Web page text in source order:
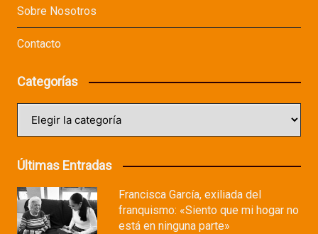
Sobre Nosotros
Contacto
Categorías
Últimas Entradas
Francisca García, exiliada del
franquismo: «Siento que mi hogar no
está en ninguna parte»